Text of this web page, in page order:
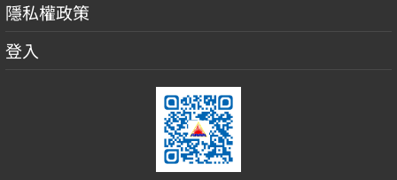
隱私權政策
登入